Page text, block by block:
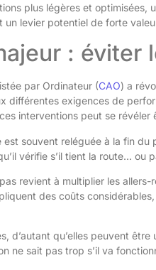
plus légères et
levier potentiel de forte
: éviter
par Ordinateur (CAO) a
différentes exigences de
interventions peut se révéler
souvent reléguée à la fin
vérifie s’il tient la route… ou
revient à multiplier les
des coûts
d’autant qu’elles peuvent
ne sait pas trop s’il va